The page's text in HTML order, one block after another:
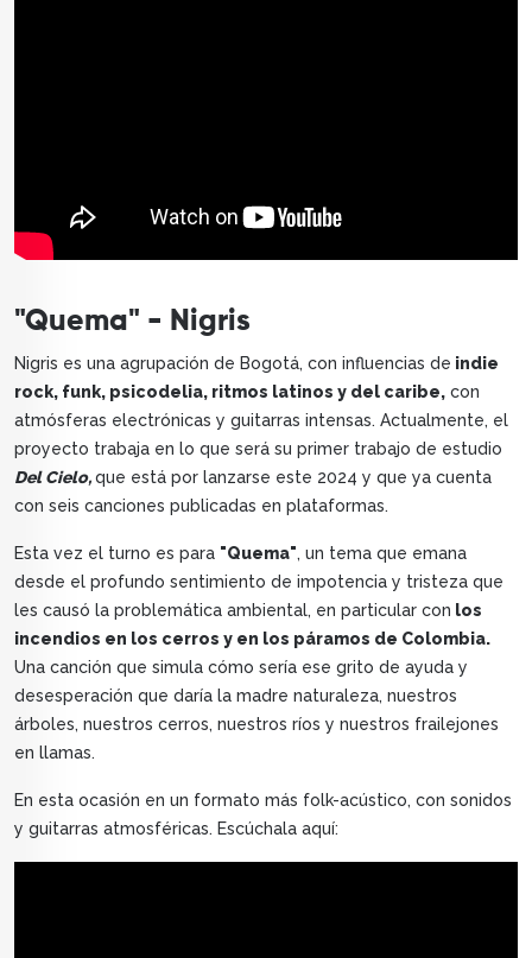
"Quema" - Nigris
Nigris es una agrupación de Bogotá, con influencias de indie
rock, funk, psicodelia, ritmos latinos y del caribe, con
atmósferas electrónicas y guitarras intensas. Actualmente, el
proyecto trabaja en lo que será su primer trabajo de estudio
Del Cielo,que está por lanzarse este 2024 y que ya cuenta
con seis canciones publicadas en plataformas.
Esta vez el turno es para "Quema", un tema que emana
desde el profundo sentimiento de impotencia y tristeza que
les causó la problemática ambiental, en particular con los
incendios en los cerros y en los páramos de Colombia.
Una canción que simula cómo sería ese grito de ayuda y
desesperación que daría la madre naturaleza, nuestros
árboles, nuestros cerros, nuestros ríos y nuestros frailejones
en llamas.
En esta ocasión en un formato más folk-acústico, con sonidos
y guitarras atmosféricas. Escúchala aquí: